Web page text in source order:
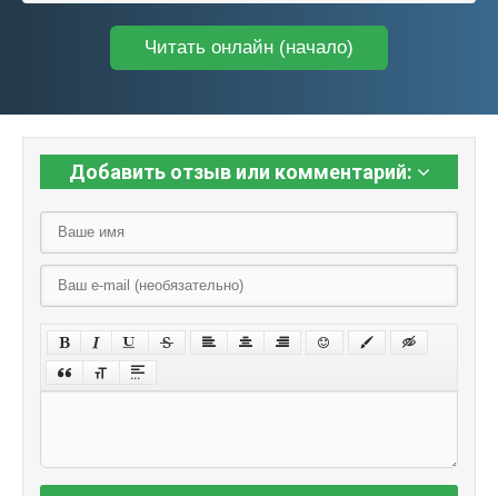
Читать онлайн (начало)
Добавить отзыв или комментарий: